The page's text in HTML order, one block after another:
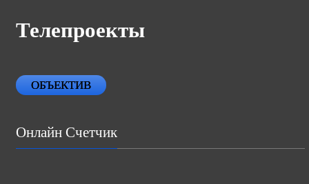
Телепроекты
ОБЪЕКТИВ
Онлайн Счетчик